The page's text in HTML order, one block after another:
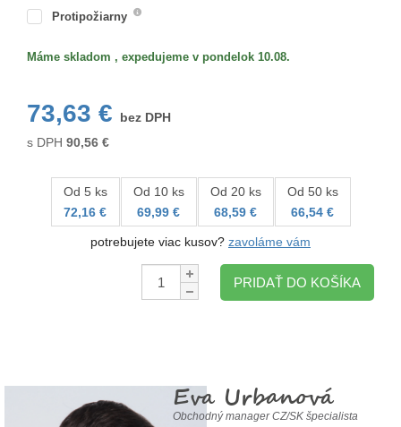
Protipožiarny
Máme skladom , expedujeme v pondelok 10.08.
73,63 €
bez DPH
s DPH 90,56 €
Od 5 ks
72,16 €
Od 10 ks
69,99 €
Od 20 ks
68,59 €
Od 50 ks
66,54 €
potrebujete viac kusov? zavoláme vám
Množstvo:
PRIDAŤ DO KOŠÍKA
Eva Urbanová
Obchodný manager CZ/SK špecialista